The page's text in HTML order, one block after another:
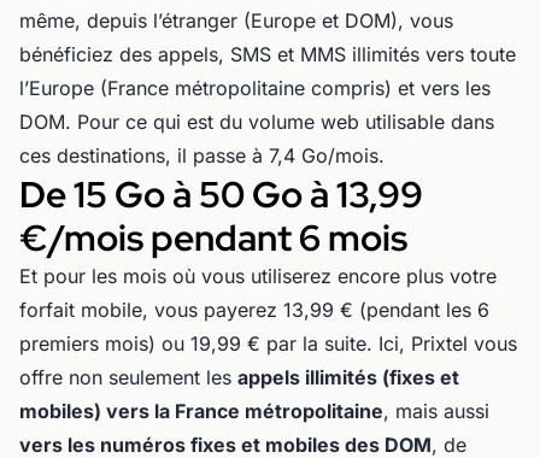
même, depuis l’étranger (Europe et DOM), vous
bénéficiez des appels, SMS et MMS illimités vers toute
l’Europe (France métropolitaine compris) et vers les
DOM. Pour ce qui est du volume web utilisable dans
ces destinations, il passe à 7,4 Go/mois.
De 15 Go à 50 Go à13,99
€/mois pendant 6 mois
Et pour les mois où vous utiliserez encore plus votre
forfait mobile, vous payerez 13,99 € (pendant les 6
premiers mois) ou 19,99 € par la suite. Ici, Prixtel vous
offre non seulement les appels illimités (fixes et
mobiles) vers la France métropolitaine, mais aussi
vers les numéros fixes et mobiles des DOM, de